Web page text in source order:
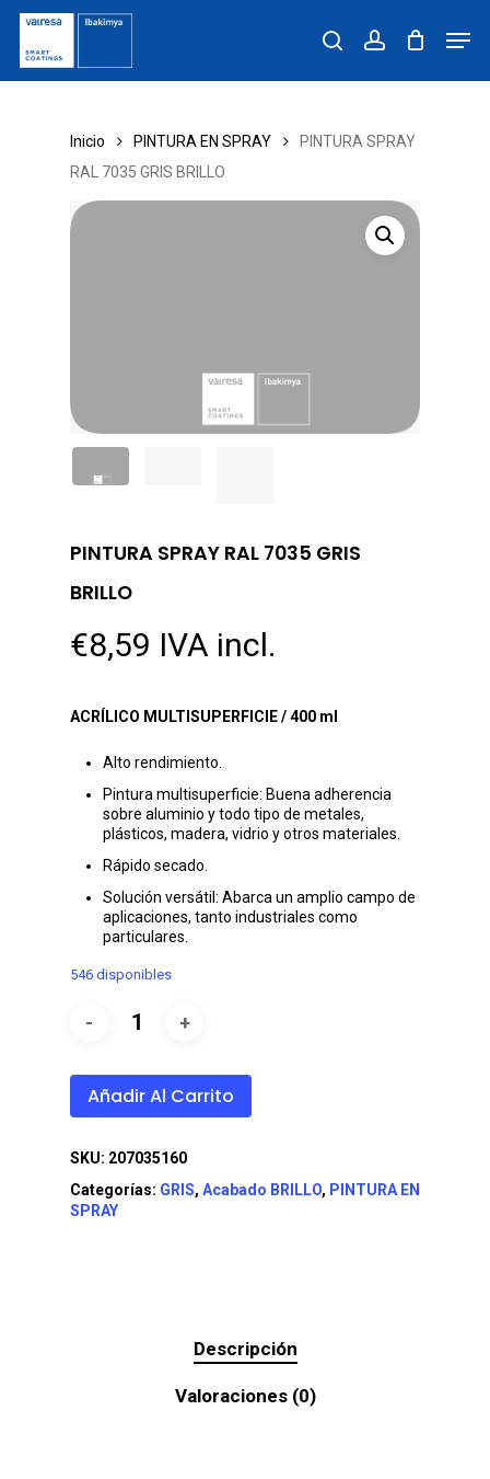
Skip
main
content
searchaccount
Inicio PINTURA EN SPRAY
PINTURA SPRAY
RAL 7035 GRIS BRILLO
PINTURA SPRAY RAL 7035 GRIS
BRILLO
€8,59 IVA incl.
ACRÍLICO MULTISUPERFICIE / 400 ml
Alto rendimiento.
Pintura multisuperficie: Buena adherencia
sobre aluminio y todo tipo de metales,
plásticos, madera, vidrio y otros materiales.
Rápido secado.
Solución versátil: Abarca un amplio campo de
aplicaciones, tanto industriales como
particulares.
546 disponibles
Añadir Al Carrito
SKU: 207035160
Categorías: GRIS, Acabado BRILLO, PINTURA EN
SPRAY
Descripción
Valoraciones (0)